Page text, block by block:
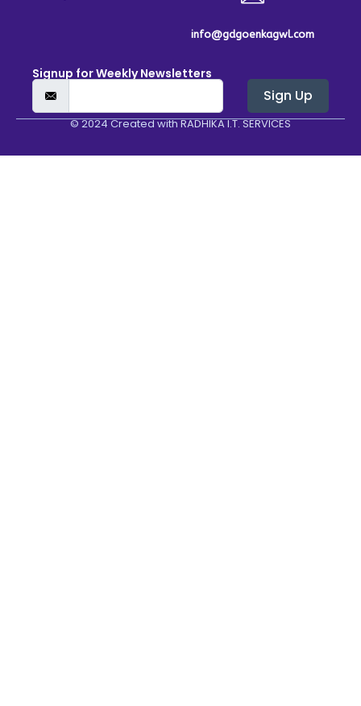
info@gdgoenkagwl.com
Signup for Weekly Newsletters
Sign Up
© 2024 Created withRADHIKA I.T. SERVICES